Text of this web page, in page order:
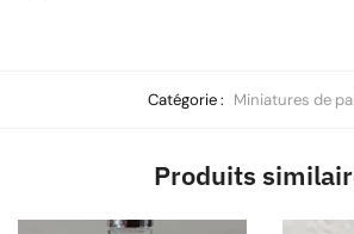
Catégorie : Miniatures de
Produits